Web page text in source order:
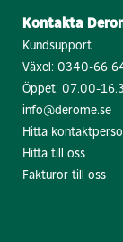
Kontakta
Kundsupport
Växel: 0340-66
Öppet: 07.00-
info@derome.se
Hitta
Hitta till oss
Fakturor till oss